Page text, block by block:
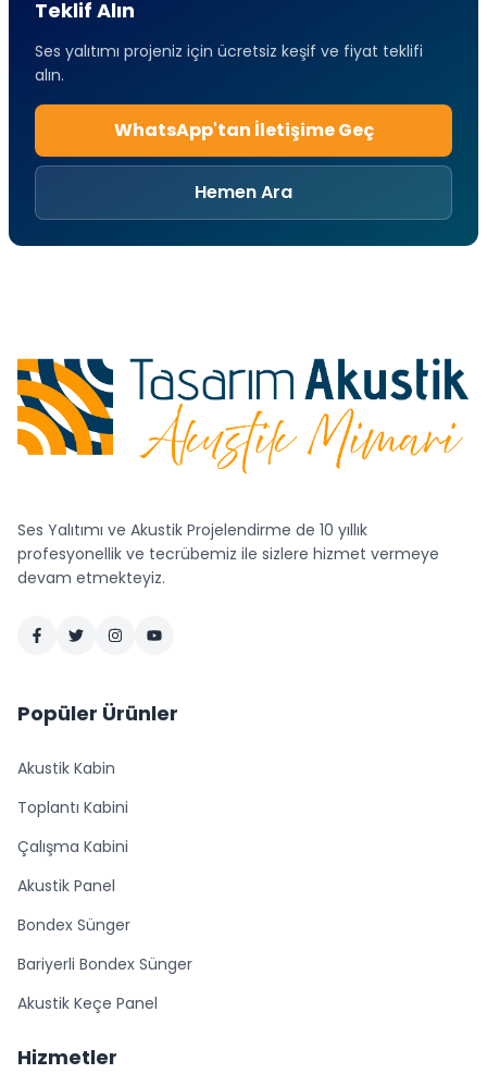
Teklif Alın
Ses yalıtımı projeniz için ücretsiz keşif ve fiyat teklifi
alın.
WhatsApp'tan İletişime Geç
Hemen Ara
Ses Yalıtımı ve Akustik Projelendirme de 10 yıllık
profesyonellik ve tecrübemiz ile sizlere hizmet vermeye
devam etmekteyiz.
Popüler Ürünler
Akustik Kabin
Toplantı Kabini
Çalışma Kabini
Akustik Panel
Bondex Sünger
Bariyerli Bondex Sünger
Akustik Keçe Panel
Hizmetler